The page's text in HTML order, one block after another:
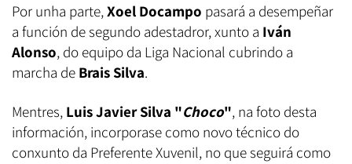
Por unha parte, Xoel Docampo pasará a desempeñar
a función de segundo adestadror, xunto a Iván
Alonso, do equipo da Liga Nacional cubrindo a
marcha de Brais Silva.
Mentres, Luis Javier Silva "Choco", na foto desta
información, incorporase como novo técnico do
conxunto da Preferente Xuvenil, no que seguirá como